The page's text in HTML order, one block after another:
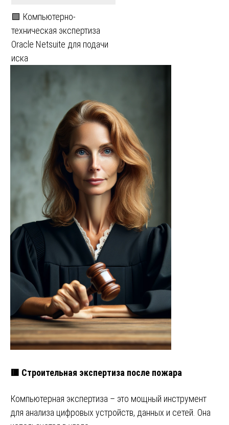
🟩 Компьютерно-
техническая экспертиза
Oracle Netsuite для подачи
иска
🟥 Строительная экспертиза после пожара
Компьютерная экспертиза – это мощный инструмент
для анализа цифровых устройств, данных и сетей. Она